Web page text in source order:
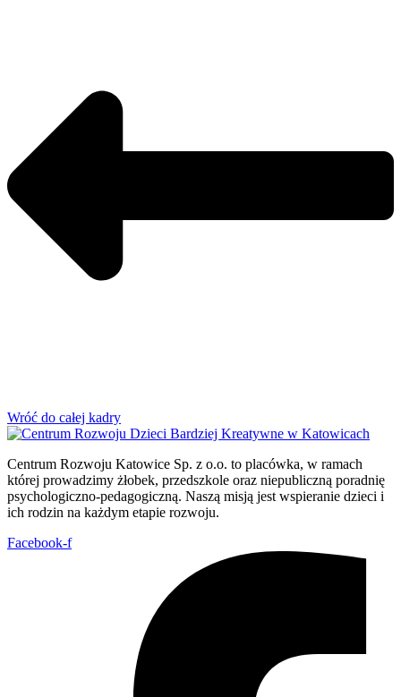
Wróć do całej kadry
Centrum Rozwoju Katowice Sp. z o.o. to placówka, w ramach
której prowadzimy żłobek, przedszkole oraz niepubliczną poradnię
psychologiczno-pedagogiczną. Naszą misją jest wspieranie dzieci i
ich rodzin na każdym etapie rozwoju.
Facebook-f